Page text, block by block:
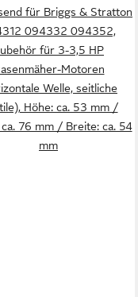
für Briggs & Stratton
094332 094352,
für 3-3,5 HP
Motoren
Welle, seitliche
Höhe: ca. 53 mm /
ca. 76 mm / Breite: ca. 54
mm